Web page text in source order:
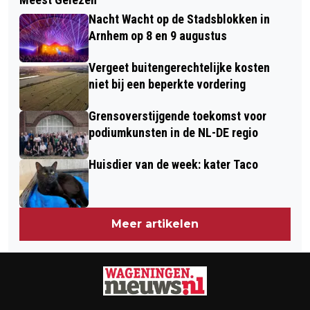
SPEEDBIKES OP HET FIETSPAD
AFSLUITING A12 TUSSEN
KNOOPPUNTEN GRIJSOORD EN
WATERBERG VANAF 31 JULI
Nacht Wacht op de Stadsblokken in
Arnhem op 8 en 9 augustus
Vergeet buitengerechtelijke kosten
niet bij een beperkte vordering
Grensoverstijgende toekomst voor
podiumkunsten in de NL-DE regio
Huisdier van de week: kater Taco
Meer artikelen